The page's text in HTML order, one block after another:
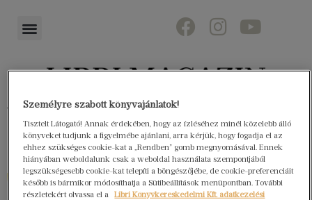
Könyvektől az olvasókig
Személyre szabott könyvajánlatok!
Tisztelt Látogató! Annak érdekében, hogy az ízléséhez minél közelebb álló
könyveket tudjunk a figyelmébe ajánlani, arra kérjük, hogy fogadja el az
ehhez szükséges cookie-kat a „Rendben” gomb megnyomásával. Ennek
hiányában weboldalunk csak a weboldal használata szempontjából
legszükségesebb cookie-kat telepíti a böngészőjébe, de cookie-preferenciáit
később is bármikor módosíthatja a Sütibeállítások menüpontban. További
részletekért olvassa el a
Libri Könyvkereskedelmi Kft. adatkezelési